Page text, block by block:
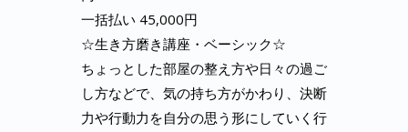
一括払い 45,000円
☆生き方磨き講座・ベーシック☆
ちょっとした部屋の整え方や日々の過ご
し方などで、気の持ち方がかわり、決断
力や行動力を自分の思う形にしていく行